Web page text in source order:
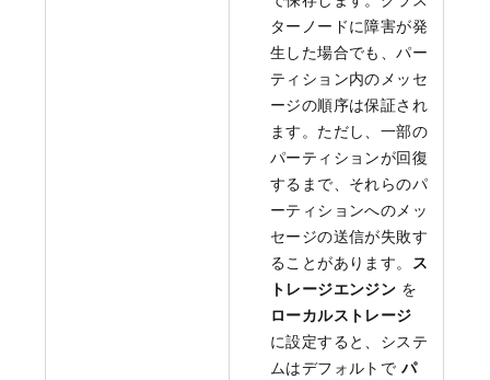
ターノードに障害が発
生した場合でも、パー
ティション内のメッセ
ージの順序は保証され
ます。ただし、一部の
パーティションが回復
するまで、それらのパ
ーティションへのメッ
セージの送信が失敗す
ることがあります。 ス
トレージエンジン を
ローカルストレージ
に設定すると、システ
ムはデフォルトで パ